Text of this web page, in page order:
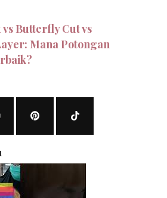
vs Butterfly Cut vs
Mana Potongan